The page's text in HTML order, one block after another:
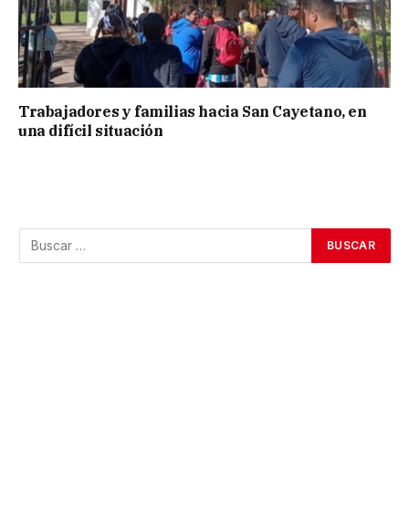
Trabajadores y familias hacia San Cayetano, en
una difícil situación